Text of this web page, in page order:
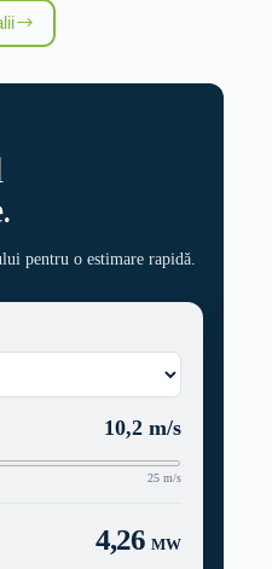
Proiect
eolian
pentru o estimare rapidă.
10,2m/s
25 m/s
4,26 MW